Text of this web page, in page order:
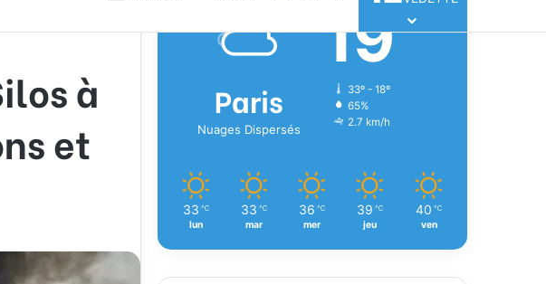
à
et
Paris
Nuages Dispersés
19℃
33º - 18º
65%
2.7 km/h
33 ℃
lun
33 ℃
mar
36 ℃
mer
39 ℃
jeu
40 ℃
ven